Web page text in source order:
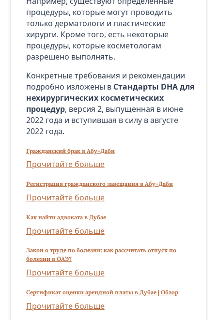
процедуры, которые могут проводить
только дерматологи и пластические
хирурги. Кроме того, есть некоторые
процедуры, которые косметологам
разрешено выполнять.
Конкретные требования и рекомендации
подробно изложены в Стандарты DHA для
нехирургических косметических
процедур, версия 2, выпущенная в июне
2022 года и вступившая в силу в августе
2022 года.
Гражданский брак в Абу-Даби
Прочитайте больше
Регистрация гражданского завещания в Абу-Даби
Прочитайте больше
Как найти адвоката в Дубае
Прочитайте больше
Закон о труде по болезни: как рассчитать отпуск по
болезни в ОАЭ?
Прочитайте больше
Сертификат оценки арендной платы в Дубае | Обзор
Прочитайте больше